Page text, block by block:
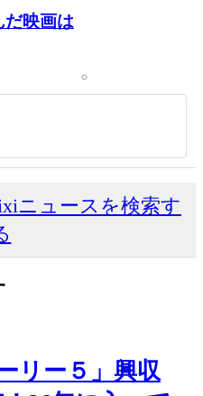
だ映画は
ニュースを検索す
リー５」興収